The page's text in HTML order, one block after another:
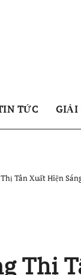
TỨC GIẢI
Tân Xuất Hiện
Thị